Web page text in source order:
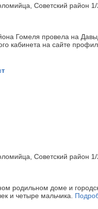
Советский район
Гомеля провела на
кабинета на сайте
Советский район
родильном доме и
и четыре мальчика.